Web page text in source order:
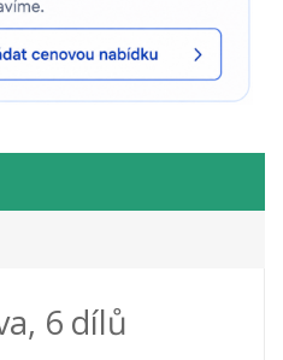
6 dílů